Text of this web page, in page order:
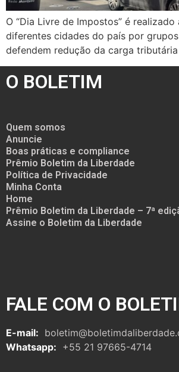
O “Dia Livre de Impostos” é realizado
diferentes cidades do país por
defendem redução da carga tributária
O BOLETIM
Quem somos
Anuncie
Boas práticas e compliance
Prêmio Boletim da Liberdade
Política de Privacidade
Minha Conta
Home
Prêmio Boletim da Liberdade – 7ª
Assine o Boletim da Liberdade
FALE COM O
E-mail:
Whatsapp: +55 21 97665-4714